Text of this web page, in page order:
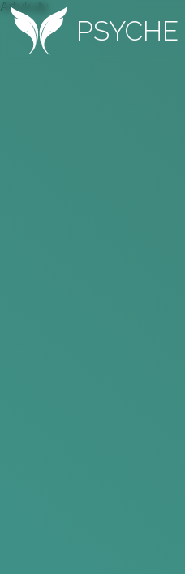
PSYCHE
Artykuły